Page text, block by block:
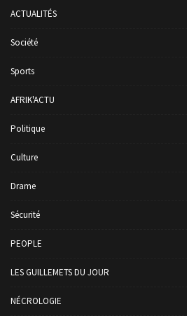
ACTUALITÉS
Société
Sports
AFRIK'ACTU
Politique
Culture
Drame
Sécurité
PEOPLE
LES GUILLEMETS DU JOUR
NÉCROLOGIE